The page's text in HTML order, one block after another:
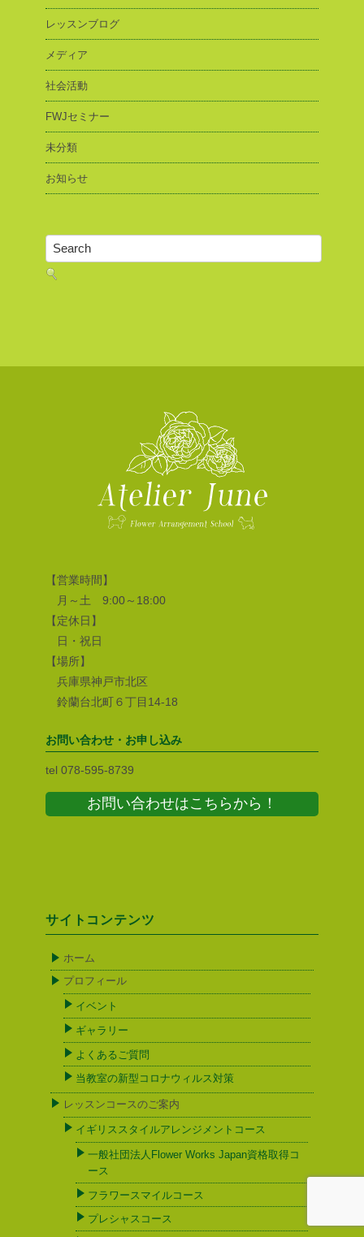
レッスンブログ
メディア
社会活動
FWJセミナー
未分類
お知らせ
【営業時間】
月～土 9:00～18:00
【定休日】
日・祝日
【場所】
兵庫県神戸市北区
鈴蘭台北町６丁目14-18
お問い合わせ・お申し込み
tel 078-595-8739
お問い合わせはこちらから！
サイトコンテンツ
ホーム
プロフィール
イベント
ギャラリー
よくあるご質問
当教室の新型コロナウィルス対策
レッスンコースのご案内
イギリススタイルアレンジメントコース
一般社団法人Flower Works Japan資格取得コ
ース
フラワースマイルコース
プレシャスコース